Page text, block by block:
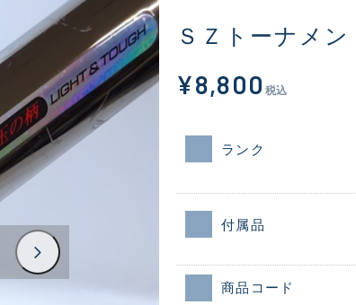
ＳＺトーナメ
¥8,800 税込
ランク
付属品
商品コード